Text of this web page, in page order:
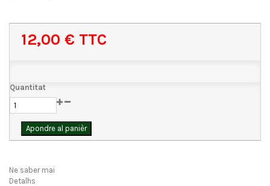
12,00 € TTC
Quantitat
Apondre al panièr
Ne saber mai
Detalhs